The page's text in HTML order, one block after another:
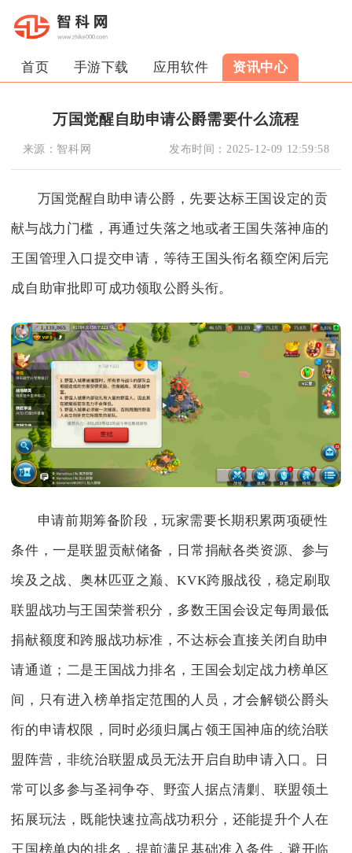
首页 手游下载 应用软件 资讯中心
万国觉醒自助申请公爵需要什么流程
来源： 智科网 发布时间： 2025-12-09 12:59:58
万国觉醒自助申请公爵，先要达标王国设定的贡
献与战力门槛，再通过失落之地或者王国失落神庙的
王国管理入口提交申请，等待王国头衔名额空闲后完
成自助审批即可成功领取公爵头衔。
申请前期筹备阶段，玩家需要长期积累两项硬性
条件，一是联盟贡献储备，日常捐献各类资源、参与
埃及之战、奥林匹亚之巅、KVK跨服战役，稳定刷取
联盟战功与王国荣誉积分，多数王国会设定每周最低
捐献额度和跨服战功标准，不达标会直接关闭自助申
请通道；二是王国战力排名，王国会划定战力榜单区
间，只有进入榜单指定范围的人员，才会解锁公爵头
衔的申请权限，同时必须归属占领王国神庙的统治联
盟阵营，非统治联盟成员无法开启自助申请入口。日
常可以多参与圣祠争夺、野蛮人据点清剿、联盟领土
拓展玩法，既能快速拉高战功积分，还能提升个人在
王国榜单内的排名，提前满足基础准入条件，避开临